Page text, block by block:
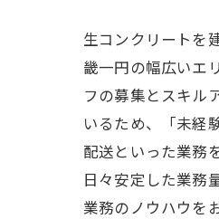
生コンクリートを
畿一円の幅広いエ
フの募集とスキル
いるため、「未経
配送といった業務
日々安定した業務
業務のノウハウを